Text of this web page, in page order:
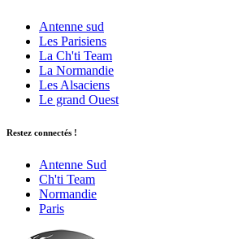
Antenne sud
Les Parisiens
La Ch'ti Team
La Normandie
Les Alsaciens
Le grand Ouest
Restez connectés !
Antenne Sud
Ch'ti Team
Normandie
Paris